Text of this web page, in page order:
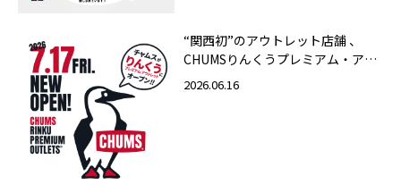
“関西初”のアウトレット店舗 、
CHUMSりんくうプレミアム・アウ
トレット店 2026年7月17日（金）
2026.06.16